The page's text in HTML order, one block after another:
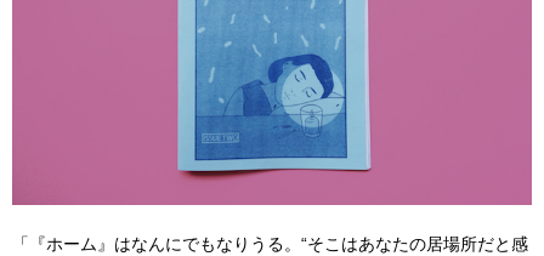
「『ホーム』はなんにでもなりうる。“そこはあなたの居場所だと感